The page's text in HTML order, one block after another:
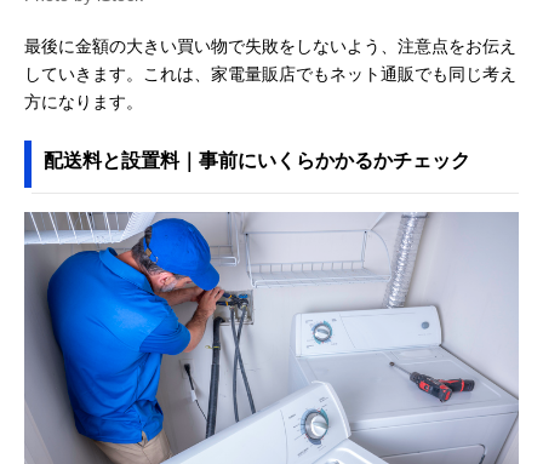
最後に金額の大きい買い物で失敗をしないよう、注意点をお伝え
していきます。これは、家電量販店でもネット通販でも同じ考え
方になります。
配送料と設置料｜事前にいくらかかるかチェック